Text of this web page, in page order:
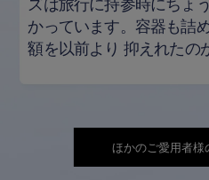
ズは旅行に持参時にちょ
かっています。容器も詰
額を以前より 抑えれたの
ほかのご愛用者様